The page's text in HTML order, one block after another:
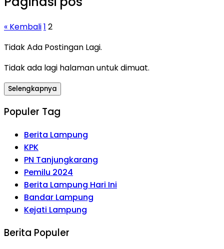
« Kembali1 2
Tidak Ada Postingan Lagi.
Tidak ada lagi halaman untuk dimuat.
Selengkapnya
Populer Tag
Berita Lampung
KPK
PN Tanjungkarang
Pemilu 2024
Berita Lampung Hari Ini
Bandar Lampung
Kejati Lampung
Berita Populer